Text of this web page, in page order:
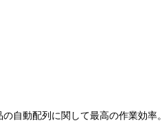
自動配列に関して最高の作業効率。